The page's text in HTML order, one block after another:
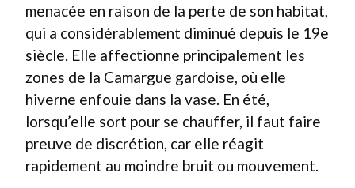
menacée en raison de la perte de son habitat,
qui a considérablement diminué depuis le 19e
siècle. Elle affectionne principalement les
zones de la Camargue gardoise, où elle
hiverne enfouie dans la vase. En été,
lorsqu’elle sort pour se chauffer, il faut faire
preuve de discrétion, car elle réagit
rapidement au moindre bruit ou mouvement.